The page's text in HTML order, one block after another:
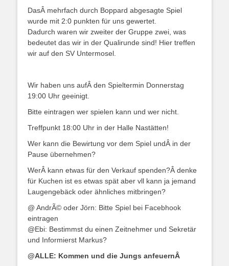
DasÂ mehrfach durch Boppard abgesagte Spiel
wurde mit 2:0 punkten für uns gewertet.
Dadurch waren wir zweiter der Gruppe zwei, was
bedeutet das wir in der Qualirunde sind! Hier treffen
wir auf den SV Untermosel.
Wir haben uns aufÂ den Spieltermin Donnerstag
19:00 Uhr geeinigt.
Bitte eintragen wer spielen kann und wer nicht.
Treffpunkt 18:00 Uhr in der Halle Nastätten!
Wer kann die Bewirtung vor dem Spiel undÂ in der
Pause übernehmen?
WerÂ kann etwas für den Verkauf spenden?Â denke
für Kuchen ist es etwas spät aber vll kann ja jemand
Laugengebäck oder ähnliches mitbringen?
@ AndrÃ© oder Jörn: Bitte Spiel bei Facebhook
eintragen
@Ebi: Bestimmst du einen Zeitnehmer und Sekretär
und Informierst Markus?
@ALLE: Kommen und die Jungs anfeuernÂ